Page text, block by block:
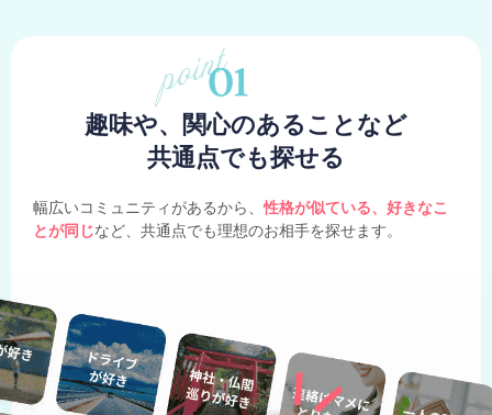
趣味や、関心のあることなど
共通点でも探せる
幅広いコミュニティがあるから、性格が似ている、好きなこ
とが同じなど、共通点でも理想のお相手を探せます。